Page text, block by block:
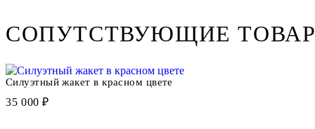
СОПУТСТВУЮЩИЕ
Силуэтный жакет в красном цвете
35 000 ₽